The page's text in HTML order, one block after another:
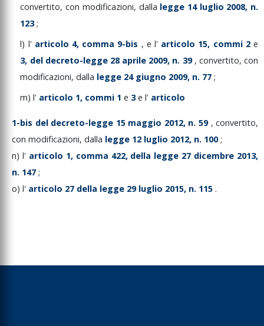
convertito,con modificazioni, dalla legge 14 luglio 2008, n.
123;
l) l' articolo 4, comma 9-bis , el' articolo 15, commi 2e
3, del decreto-legge 28 aprile 2009, n. 39 , convertito,con
modificazioni,dalla legge 24 giugno 2009, n. 77;
m)l' articolo 1, commi 1e 3el' articolo
1-bis del decreto-legge 15 maggio 2012, n. 59 ,convertito,
con modificazioni, dalla legge 12 luglio 2012, n. 100;
n) l' articolo 1, comma 422, della legge 27 dicembre 2013,
n. 147 ;
o) l' articolo 27 della legge 29 luglio 2015, n. 115 .